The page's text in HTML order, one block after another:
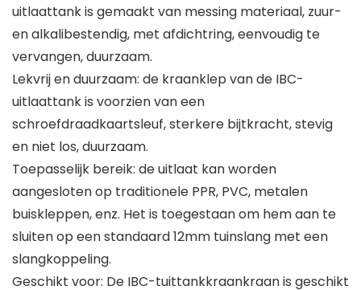
uitlaattank is gemaakt van messing materiaal, zuur-
en alkalibestendig, met afdichtring, eenvoudig te
vervangen, duurzaam.
Lekvrij en duurzaam: de kraanklep van de IBC-
uitlaattank is voorzien van een
schroefdraadkaartsleuf, sterkere bijtkracht, stevig
en niet los, duurzaam.
Toepasselijk bereik: de uitlaat kan worden
aangesloten op traditionele PPR, PVC, metalen
buiskleppen, enz. Het is toegestaan ​​om hem aan te
sluiten op een standaard 12mm tuinslang met een
slangkoppeling.
Geschikt voor: De IBC-tuittankkraankraan is geschikt